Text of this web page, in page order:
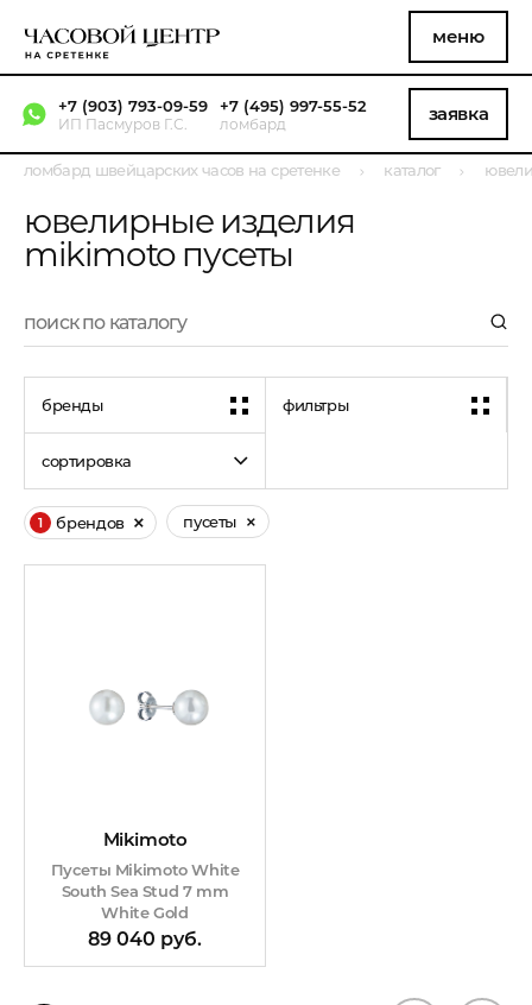
меню
+7 (903) 793-09-59
ИП Пасмуров Г.С.
+7 (495) 997-55-52
ломбард заявка
ломбард швейцарских часов на сретенке каталог
ювелирные изделия
mikimoto пусеты
бренды фильтры
сортировка
1 брендов пусеты
Mikimoto
Пусеты Mikimoto White
South Sea Stud 7 mm
White Gold
89 040 руб.